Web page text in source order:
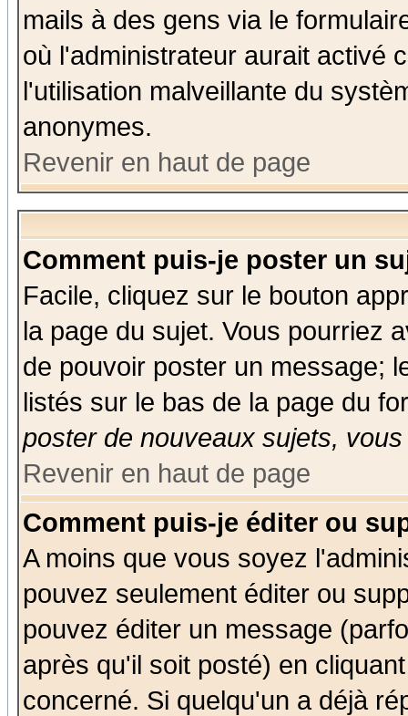
mails à des gens via le
où l'administrateur aurait activé
l'utilisation malveillante du
anonymes.
Revenir en haut de page
Comment puis-je poster un
Facile, cliquez sur le bouton
la page du sujet. Vous pourriez
de pouvoir poster un message;
listés sur le bas de la page du
poster de nouveaux sujets,
Revenir en haut de page
Comment puis-je éditer ou
A moins que vous soyez
pouvez seulement éditer ou
pouvez éditer un message
après qu'il soit posté) en
concerné. Si quelqu'un a déjà